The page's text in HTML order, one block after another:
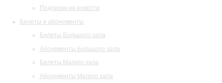
Подписка на новости
Билеты и абонементы
Билеты Большого зала
Абонементы Большого зала
Билеты Малого зала
Абонементы Малого зала